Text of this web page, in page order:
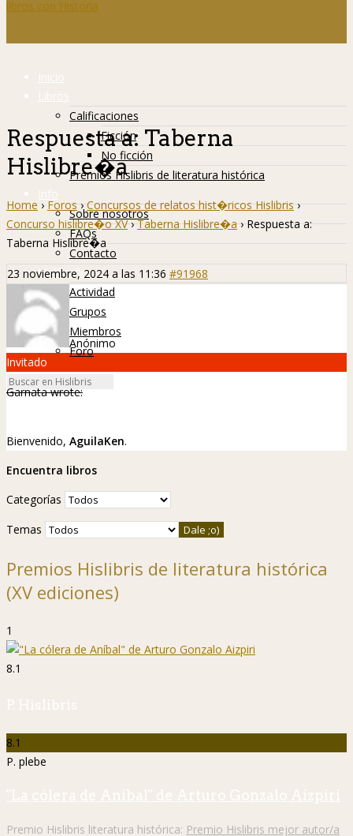
Inicio
Libros
Calificaciones
Ficción
No ficción
Premios Hislibris de literatura histórica
Info
Sobre nosotros
FAQs
Contacto
Hislibreños
Actividad
Grupos
Miembros
Foro
Respuesta a: Taberna
Hislibre�a
Home › Foros › Concursos de relatos hist�ricos Hislibris ›
Concurso hislibre�o XV › Taberna Hislibre�a › Respuesta a:
Taberna Hislibre�a
23 noviembre, 2024 a las 11:36 #91968
Anónimo
Invitado
Garnata wrote:
Bienvenido, AguilaKen.
Encuentra libros
Categorías
Temas
Premios Hislibris de literatura histórica
(XV ediciones)
1
8.1
P. Hislibris
8.1
P. plebe
"La cólera de Aníbal" de Arturo Gonzalo Aizpiri
Premio Hislibris literatura histórica: Premio Hislibris mejor autor/a